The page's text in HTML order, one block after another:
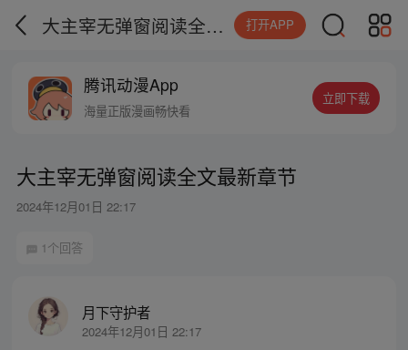
大主宰无弹窗阅读全文最新章节 打开APP
腾讯动漫App
海量正版漫画畅快看
立即下载
大主宰无弹窗阅读全文最新章节
2024年12月01日 22:17
1个回答
月下守护者
2024年12月01日 22:17